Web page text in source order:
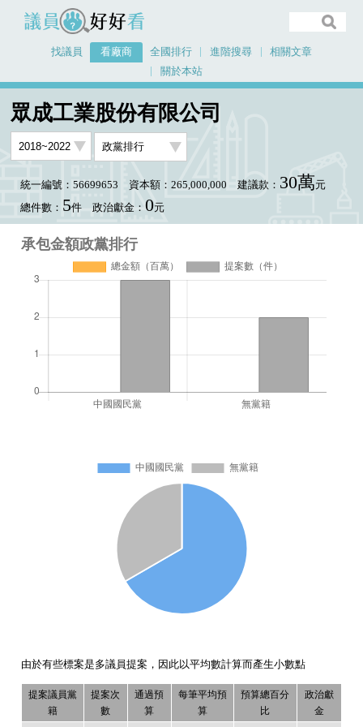
議員好好看
找議員 看廠商 全國排行 進階搜尋
相關文章
關於本站
眾成工業股份有限公司
統一編號：56699653 資本額：265,000,000 建議款： 30萬元
總件數： 5件 政治獻金： 0元
承包金額政黨排行
由於有些標案是多議員提案，因此以平均數計算而產生小數點
提案議員黨
籍
提案次
數
通過預
算
每筆平均預
算
預算總百分
比
政治獻
金